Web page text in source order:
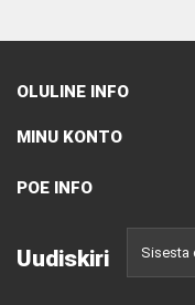
OLULINE INFO
MINU KONTO
POE INFO
Uudiskiri